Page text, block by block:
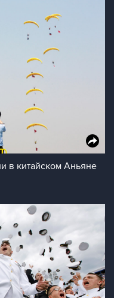
в китайском Аньяне